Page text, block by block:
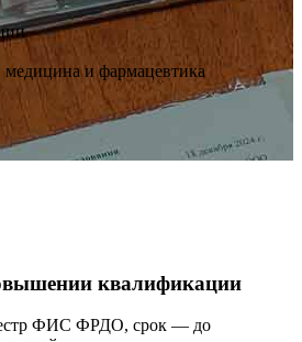
и фармацевтика
квалификации
ФИС ФРДО, срок — до